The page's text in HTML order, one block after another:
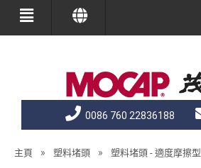
0086 760 22836188
主頁 » 塑料堵頭 » 塑料堵頭 - 適度摩擦型